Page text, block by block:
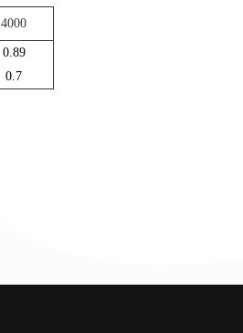
4000
0.89
0.7